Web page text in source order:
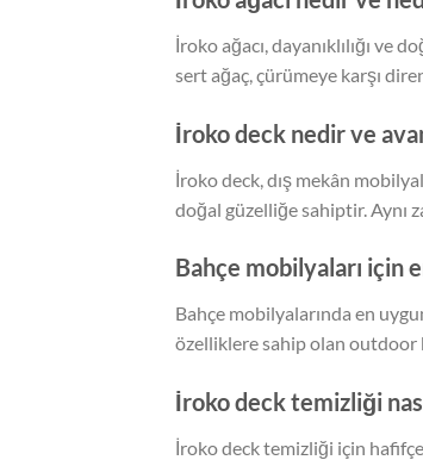
İroko ağacı, dayanıklılığı ve
sert ağaç, çürümeye karşı
İroko deck nedir ve
İroko deck, dış mekân
doğal güzelliğe sahiptir. Aynı
Bahçe mobilyaları için
Bahçe mobilyalarında en
özelliklere sahip olan outdoor
İroko deck temizliği
İroko deck temizliği için